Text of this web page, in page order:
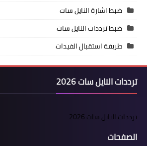
ضبط اشارة النايل سات
ضبط ترددات النايل سات
طريقة استقبال الفيدات
ترددات النايل سات 2026
ترددات النايل سات 2026
الصفحات